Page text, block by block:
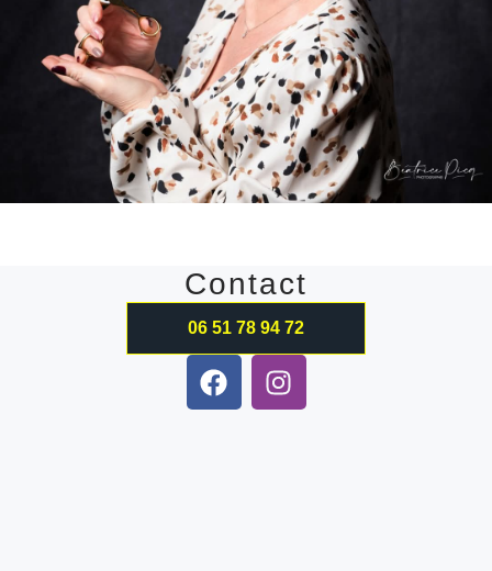
Contact
06 51 78 94 72